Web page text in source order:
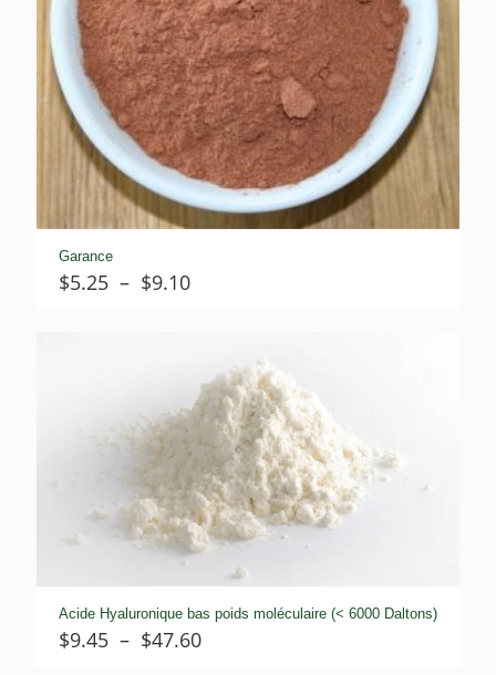
Garance
$5.25 – $9.10Plage
$9.10
Acide Hyaluronique bas poids moléculaire (< 6000 Daltons)
$9.45 – $47.60Plage